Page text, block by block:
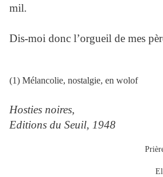
mil.
Dis-moi donc l’orgueil de mes
(1) Mélancolie, nostalgie, en wolof
Hosties noires,
Editions du Seuil, 1948